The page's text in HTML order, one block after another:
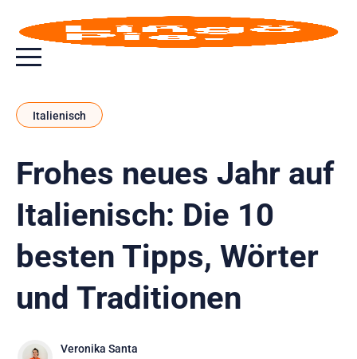
Menu toggle button
Italienisch
Frohes neues Jahr auf
Italienisch: Die 10
besten Tipps, Wörter
und Traditionen
Veronika Santa